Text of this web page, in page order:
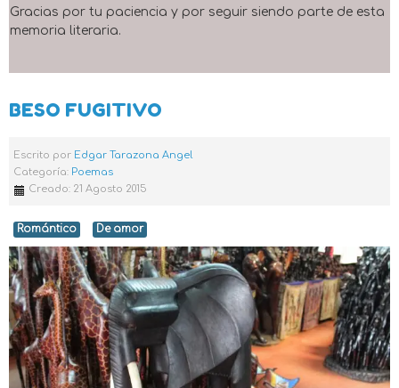
Gracias por tu paciencia y por seguir siendo parte de esta
memoria literaria.
BESO FUGITIVO
Escrito por Edgar Tarazona Angel
Categoría: Poemas
Creado: 21 Agosto 2015
Romántico De amor